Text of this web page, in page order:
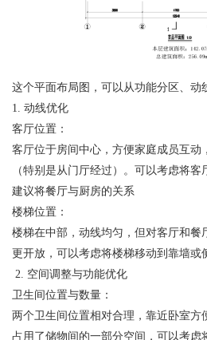
这个平面布局图，可以从功能分区、动
1. 动线优化
客厅位置：
客厅位于房间中心，方便家庭成员互动
（特别是从门厅经过）。可以考虑将
建议将餐厅与厨房的关系
楼梯位置：
楼梯在中部，动线均匀，但对客厅和餐
更开放，可以考虑将楼梯移动到靠墙或
2. 空间调整与功能优化
卫生间位置与数量：
两个卫生间位置相对合理，靠近卧室方
占用了储物间的一部分空间，可以考虑